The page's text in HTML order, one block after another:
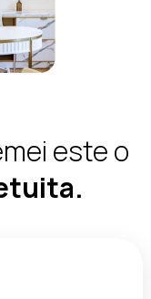
este o